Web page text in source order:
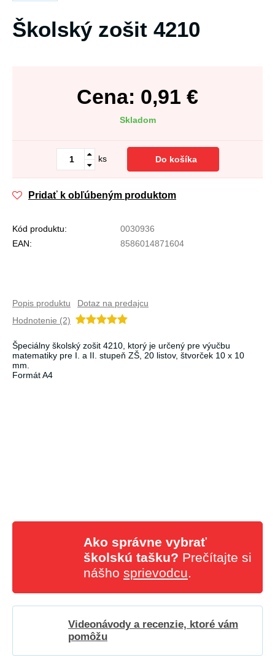
Školský zošit 4210
Cena: 0,91 €
Skladom
ks Do košíka
Pridať k obľúbeným produktom
Kód produktu:
0030936
EAN:
8586014871604
Popis produktu
Dotaz na predajcu
Hodnotenie (2)
Špeciálny školský zošit 4210, ktorý je určený pre výučbu
matematiky pre I. a II. stupeň ZŠ, 20 listov, štvorček 10 x 10
mm.
Formát A4
Ako správne vybrať
školskú tašku? Prečítajte si
nášho sprievodcu.
Videonávody a recenzie, ktoré vám
pomôžu